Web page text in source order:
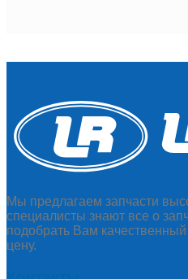
Мы предлагаем запчасти
специалисты знают все о
подобрать Вам
цену.